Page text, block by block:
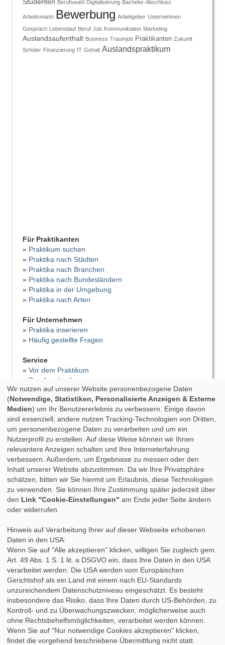
Berufswahl Digitalisierung Bachelor-Abschluss
Arbeitsmarkt Bewerbung Arbeitgeber Unternehmen
Gespräch Lebenslauf Beruf Job Kommunikation Marketing
Auslandsaufenthalt Business Traumjob Praktikanten Zukunft
Schüler Finanzierung IT Gehalt Auslandspraktikum
Für Praktikanten
» Praktikum suchen
» Praktika nach Städten
» Praktika nach Branchen
» Praktika nach Bundesländern
» Praktika in der Umgebung
» Praktika nach Arten
Für Unternehmen
» Praktika inserieren
» Häufig gestellte Fragen
Service
» Vor dem Praktikum
Das Anschreiben
»Der Lebenslauf
»Vorstellungsgespräch
»Bewerbungsfehler
»Tipps für das Praktikum
»Praktikumsbericht
»Praktikumszeugnis
»Nach dem Praktikum
»Studium & Praktikum
»Fortbildung
»Auslandspraktikum
»Berufsbegleitendes Studium
Wir nutzen auf unserer Website personenbezogene Daten
(Notwendige, Statistiken, Personalisierte Anzeigen & Externe
Medien) um Ihr Benutzererlebnis zu verbessern. Einige davon
sind essenziell, andere nutzen Tracking-Technologien von Dritten,
um personenbezogene Daten zu verarbeiten und um ein
Nutzerprofil zu erstellen. Auf diese Weise können wir Ihnen
relevantere Anzeigen schalten und Ihre Interneterfahrung
verbessern. Außerdem, um Ergebnisse zu messen oder den
Inhalt unserer Website abzustimmen. Da wir Ihre Privatsphäre
schätzen, bitten wir Sie hiermit um Erlaubnis, diese Technologien
zu verwenden. Sie können Ihre Zustimmung später jederzeit über
den Link "Cookie-Einstellungen" am Ende jeder Seite ändern
oder widerrufen.
Hinweis auf Verarbeitung Ihrer auf dieser Webseite erhobenen
Daten in den USA:
Wenn Sie auf "Alle akzeptieren" klicken, willigen Sie zugleich gem.
Art. 49 Abs. 1 S. 1 lit. a DSGVO ein, dass Ihre Daten in den USA
verarbeitet werden. Die USA werden vom Europäischen
Gerichtshof als ein Land mit einem nach EU-Standards
unzureichendem Datenschutzniveau eingeschätzt. Es besteht
insbesondere das Risiko, dass Ihre Daten durch US-Behörden, zu
Kontroll- und zu Überwachungszwecken, möglicherweise auch
ohne Rechtsbehelfsmöglichkeiten, verarbeitet werden können.
Wenn Sie auf "Nur notwendige Cookies akzeptieren" klicken,
findet die vorgehend beschriebene Übermittlung nicht statt.